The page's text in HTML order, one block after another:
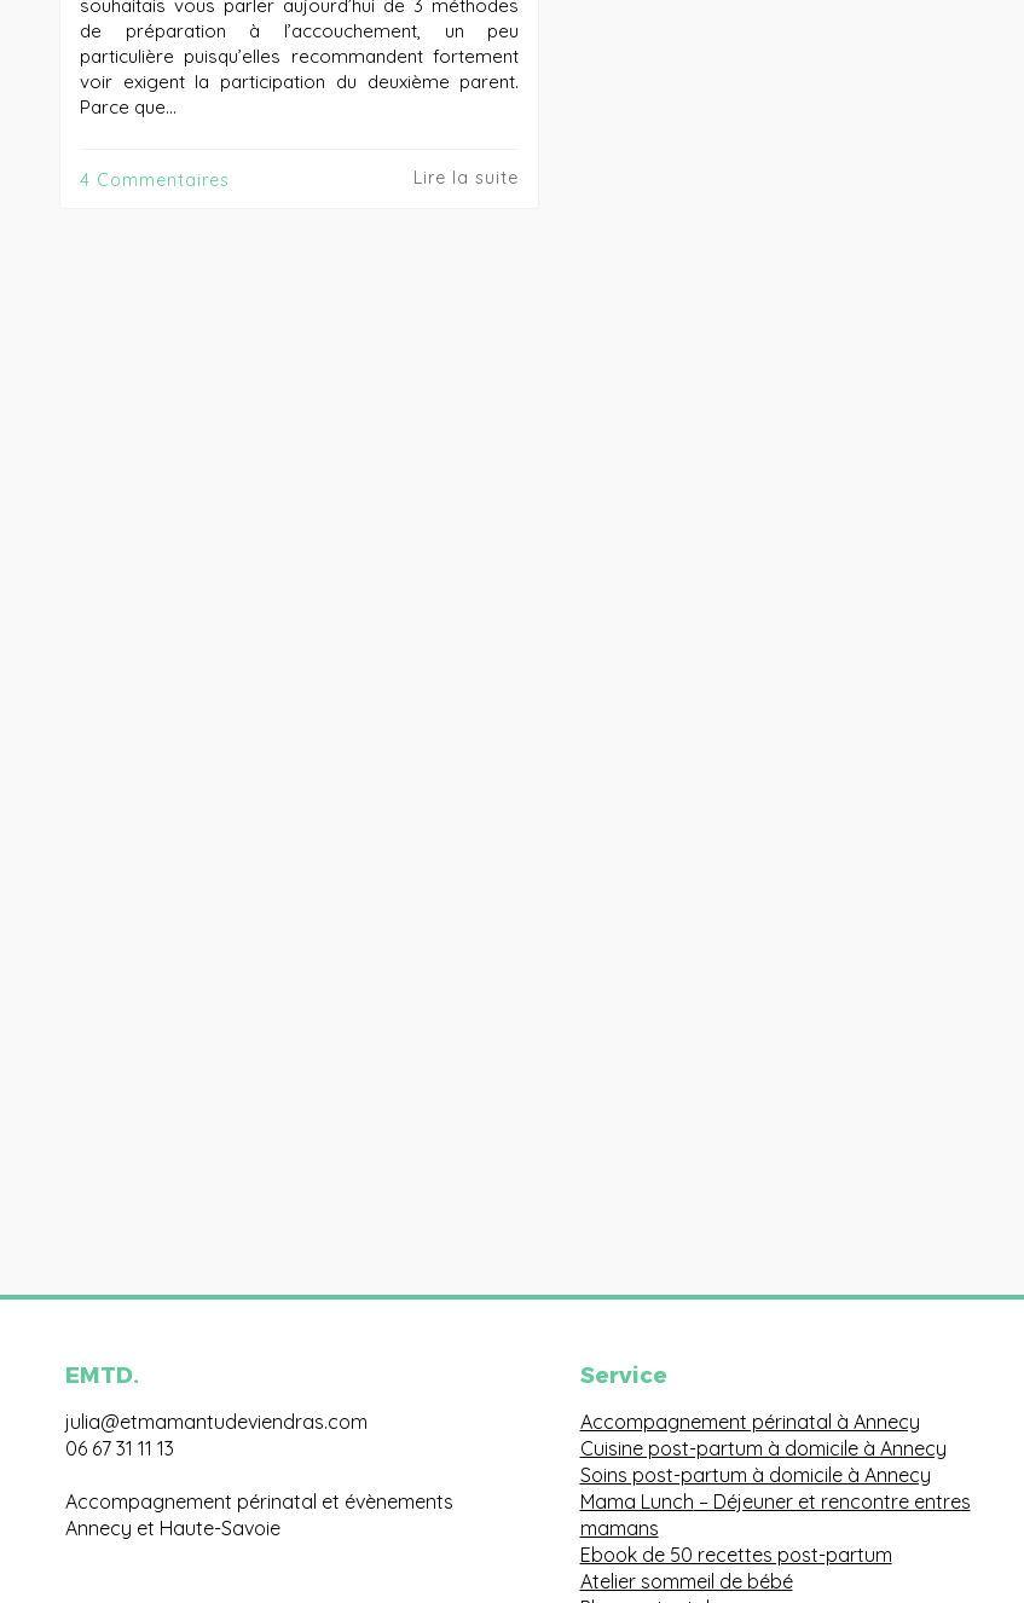
souhaitais vous parler aujourd’hui de 3 méthodes
de préparation à l’accouchement, un peu
particulière puisqu’elles recommandent fortement
voir exigent la participation du deuxième parent.
Parce que…
4 Commentaires Lire la suite
EMTD.
julia@etmamantudeviendras.com
06 67 31 11 13
Accompagnement périnatal et évènements
Annecy et Haute-Savoie
Service
Accompagnement périnatal à Annecy
Cuisine post-partum à domicile à Annecy
Soins post-partum à domicile à Annecy
Mama Lunch – Déjeuner et rencontre entres
mamans
Ebook de 50 recettes post-partum
Atelier sommeil de bébé